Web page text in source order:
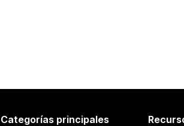
Categorías principales